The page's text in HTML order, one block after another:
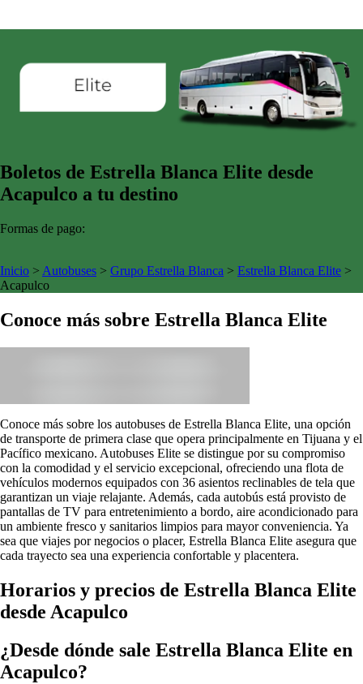
Boletos de Estrella Blanca Elite desde
Acapulco a tu destino
Formas de pago:
Inicio > Autobuses > Grupo Estrella Blanca > Estrella Blanca Elite >
Acapulco
Conoce más sobre Estrella Blanca Elite
Conoce más sobre los autobuses de Estrella Blanca Elite, una opción
de transporte de primera clase que opera principalmente en Tijuana y el
Pacífico mexicano. Autobuses Elite se distingue por su compromiso
con la comodidad y el servicio excepcional, ofreciendo una flota de
vehículos modernos equipados con 36 asientos reclinables de tela que
garantizan un viaje relajante. Además, cada autobús está provisto de
pantallas de TV para entretenimiento a bordo, aire acondicionado para
un ambiente fresco y sanitarios limpios para mayor conveniencia. Ya
sea que viajes por negocios o placer, Estrella Blanca Elite asegura que
cada trayecto sea una experiencia confortable y placentera.
Horarios y precios de Estrella Blanca Elite
desde Acapulco
¿Desde dónde sale Estrella Blanca Elite en
Acapulco?